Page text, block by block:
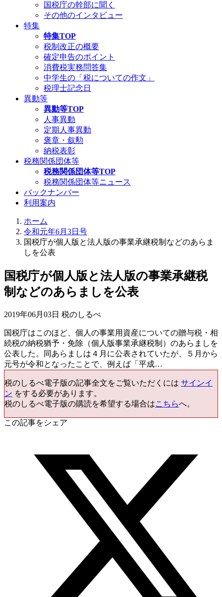
国税庁の幹部に聞く
その他のインタビュー
特集
特集TOP
税制改正の概要
確定申告のポイント
消費税実務問答集
中学生の「税についての作文」
税理士記念日
異動等
異動等TOP
人事異動
定期人事異動
褒章・叙勲
納税表彰
税務関係団体等
税務関係団体等TOP
税務関係団体等ニュース
バックナンバー
利用案内
ホーム
令和元年6月3日号
国税庁が個人版と法人版の事業承継税制などのあらま
しを公表
国税庁が個人版と法人版の事業承継税
制などのあらましを公表
2019年06月03日 税のしるべ
国税庁はこのほど、個人の事業用資産についての贈与税・相
続税の納税猶予・免除（個人版事業承継税制）のあらましを
公表した。同あらましは４月に公表されていたが、５月から
元号が令和となったことで、例えば「平成…
税のしるべ電子版の記事全文をご覧いただくには サインイ
ン をする必要があります。
税のしるべ電子版の購読を希望する場合はこちらへ。
この記事をシェア